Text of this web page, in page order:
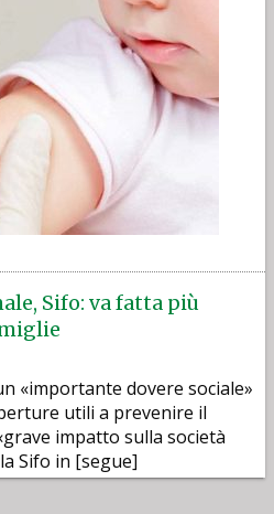
Sifo: va fatta più
«importante dovere sociale»
utili a prevenire il
impatto sulla società
Sifo in [segue]